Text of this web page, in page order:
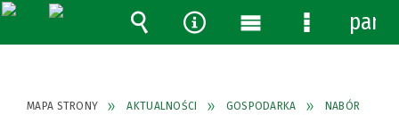
MAPA STRONY AKTUALNOŚCI GOSPODARKA
NABÓR
Wyszukiwarka
Narzędzia
Menu Menu
panel